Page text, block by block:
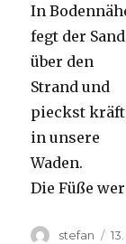
In
fegt der Sand
über den
Strand und
pieckst
in unsere
Waden.
Die Füße
Autor
stefan